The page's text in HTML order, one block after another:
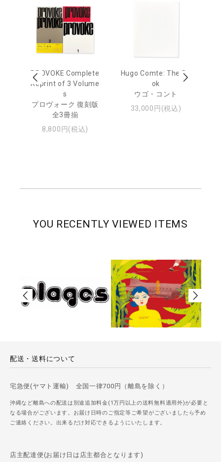
PROVOKE Complete
Reprint of 3 Volume
s
プロヴォーク 復刻版
全3冊揃
8,800円(税込)
Hugo Comte: The Bo
ok
ウゴ・コント
33,000円(税込)
YOU RECENTLY VIEWED ITEMS
配送・送料について
宅急便(ヤマト運輸) 全国一律700円（離島を除く）
沖縄など離島への配送は別途追加料金(1万円以上の送料無料適用外)が必要と
なる場合がございます。お届け日時のご指定等ご希望がございましたら予め
ご連絡ください。出来るだけ対応できるようにいたします。
店主配達便(お届け日は店主都合となります)